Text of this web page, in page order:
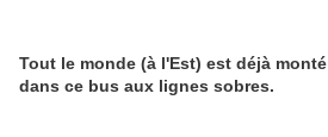
Tout le monde (à l'Est) est déjà monté
dans ce bus aux lignes sobres.